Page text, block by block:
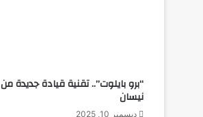
“برو بايلوت”.. تقنية قيادة جديدة من
نيسان
ديسمبر 10, 2025